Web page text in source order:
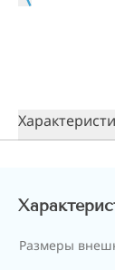
Размеры